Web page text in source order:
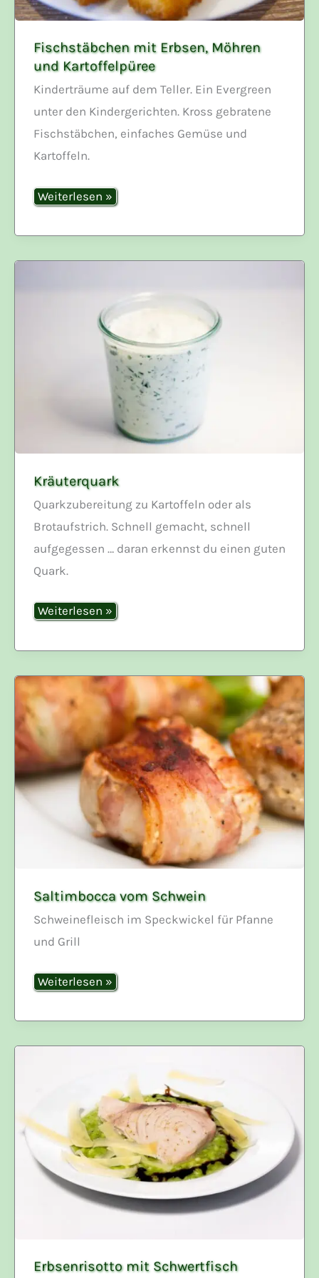
Fischstäbchen mit Erbsen, Möhren
und Kartoffelpüree
Kinderträume auf dem Teller. Ein Evergreen
unter den Kindergerichten. Kross gebratene
Fischstäbchen, einfaches Gemüse und
Kartoffeln.
Fischstäbchen
mit
und
Weiterlesen »
Kräuterquark
Quarkzubereitung zu Kartoffeln oder als
Brotaufstrich. Schnell gemacht, schnell
aufgegessen … daran erkennst du einen guten
Quark.
Kräuterquark
Weiterlesen »
Saltimbocca vom Schwein
Schweinefleisch im Speckwickel für Pfanne
und Grill
Saltimbocca
vom
Weiterlesen »
Erbsenrisotto mit Schwertfisch